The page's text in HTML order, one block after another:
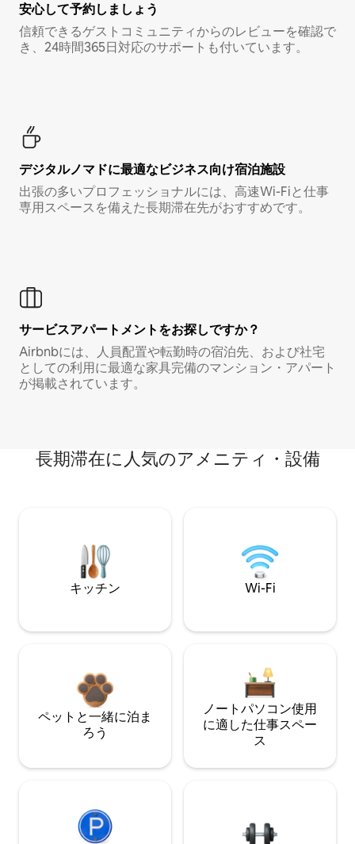
安心して予約しましょう
信頼できるゲストコミュニティからのレビューを確認で
き、24時間365日対応のサポートも付いています。
デジタルノマド⁠に最⁠適⁠なビ⁠ジ⁠ネ⁠ス⁠向⁠け宿⁠泊⁠施⁠設
出張の多いプロフェッショナルには、高速Wi-Fiと仕事
専用スペースを備えた長期滞在先がおすすめです。
サービスアパートメントをお探しですか？
Airbnbには、人員配置や転勤時の宿泊先、および社宅
としての利用に最適な家具完備のマンション・アパート
が掲載されています。
長期滞在に人気のアメニティ・設備
キッチン Wi-Fi
ペットと一緒に泊ま
ろう
ノートパソコン使用
に適した仕事スペー
ス